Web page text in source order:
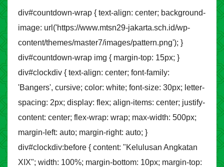
div#countdown-wrap { text-align: center; background-
image: url('https://www.mtsn29-jakarta.sch.id/wp-
content/themes/master7/images/pattern.png'); }
div#countdown-wrap img { margin-top: 15px; }
div#clockdiv { text-align: center; font-family:
'Bangers', cursive; color: white; font-size: 30px; letter-
spacing: 2px; display: flex; align-items: center; justify-
content: center; flex-wrap: wrap; max-width: 500px;
margin-left: auto; margin-right: auto; }
div#clockdiv:before { content: "Kelulusan Angkatan
XIX"; width: 100%; margin-bottom: 10px; margin-top: